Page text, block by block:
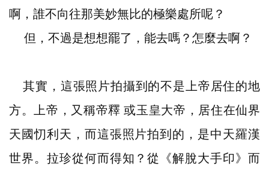
啊，誰不向往那美妙無比的極樂處所呢？
但，不過是想想罷了，能去嗎？怎麼去啊？
其實，這張照片拍攝到的不是上帝居住的地
方。上帝，又稱帝釋 或玉皇大帝，居住在仙界
天國忉利天，而這張照片拍到的，是中天羅漢
世界。拉珍從何而得知？從《解脫大手印》而